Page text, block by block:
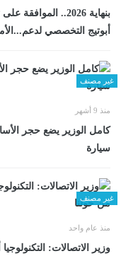
بنهاية 2026..
أبوتيج التخصصي لدعم...الأمس الثلاثاء، 23
غير مصنف
منذ 9 أشهر
سيارة
غير مصنف
منذ عام واحد
وزير الاتصالات: